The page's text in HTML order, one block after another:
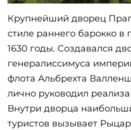
Крупнейший дворец
стиле раннего барокко в
1630 годы. Создавался
генералиссимуса
флота Альбрехта
лично руководил
Внутри дворца
туристов вызывает